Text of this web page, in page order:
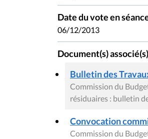
Date du vote en
06/12/2013
Document(s) associé(s)
Bulletin des
Commission du
résiduaires : bulletin
Convocation
Commission du